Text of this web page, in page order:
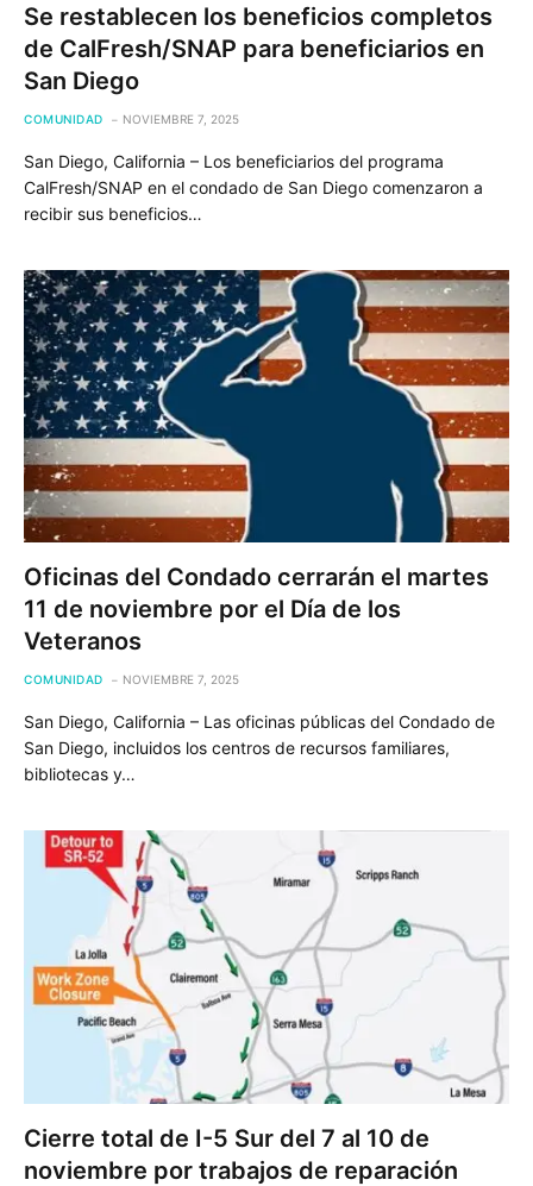
Se restablecen los beneficios completos
de CalFresh/SNAP para beneficiarios en
San Diego
COMUNIDAD NOVIEMBRE 7, 2025
San Diego, California – Los beneficiarios del programa
CalFresh/SNAP en el condado de San Diego comenzaron a
recibir sus beneficios…
Oficinas del Condado cerrarán el martes
11 de noviembre por el Día de los
Veteranos
COMUNIDAD NOVIEMBRE 7, 2025
San Diego, California – Las oficinas públicas del Condado de
San Diego, incluidos los centros de recursos familiares,
bibliotecas y…
Cierre total de I-5 Sur del 7 al 10 de
noviembre por trabajos de reparación